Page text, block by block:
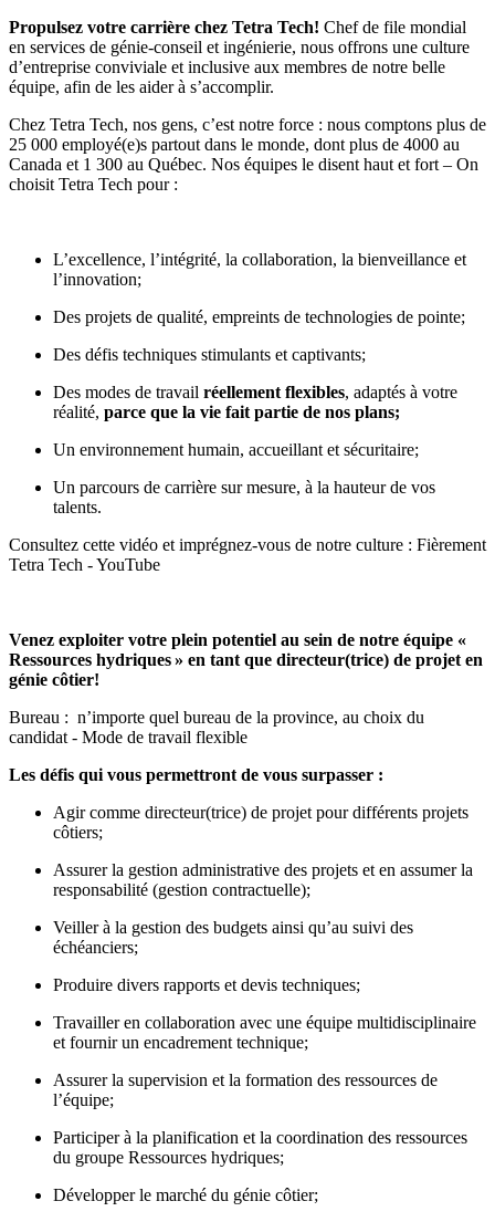
Propulsez votre carrière chez Tetra Tech! Chef de file mondial
en services de génie-conseil et ingénierie, nous offrons une culture
d’entreprise conviviale et inclusive aux membres de notre belle
équipe, afin de les aider à s’accomplir.
Chez Tetra Tech, nos gens, c’est notre force : nous comptons plus de
25 000 employé(e)s partout dans le monde, dont plus de 4000 au
Canada et 1 300 au Québec. Nos équipes le disent haut et fort – On
choisit Tetra Tech pour :
L’excellence, l’intégrité, la collaboration, la bienveillance et
l’innovation;
Des projets de qualité, empreints de technologies de pointe;
Des défis techniques stimulants et captivants;
Des modes de travail réellement flexibles, adaptés à votre
réalité, parce que la vie fait partie de nos plans;
Un environnement humain, accueillant et sécuritaire;
Un parcours de carrière sur mesure, à la hauteur de vos
talents.
Consultez cette vidéo et imprégnez-vous de notre culture : Fièrement
Tetra Tech - YouTube
Venez exploiter votre plein potentiel au sein de notre équipe «
Ressources hydriques» en tant que directeur(trice) de projet en
génie côtier!
Bureau : n’importe quel bureau de la province, au choix du
candidat - Mode de travail flexible
Les défis qui vous permettront de vous surpasser :
Agir comme directeur(trice) de projet pour différents projets
côtiers;
Assurer la gestion administrative des projets et en assumer la
responsabilité (gestion contractuelle);
Veiller à la gestion des budgets ainsi qu’au suivi des
échéanciers;
Produire divers rapports et devis techniques;
Travailler en collaboration avec une équipe multidisciplinaire
et fournir un encadrement technique;
Assurer la supervision et la formation des ressources de
l’équipe;
Participer à la planification et la coordination des ressources
du groupe Ressources hydriques;
Développer le marché du génie côtier;